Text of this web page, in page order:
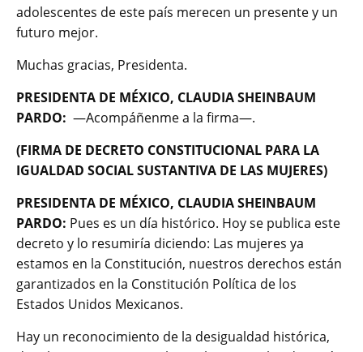
adolescentes de este país merecen un presente y un
futuro mejor.
Muchas gracias, Presidenta.
PRESIDENTA DE MÉXICO, CLAUDIA SHEINBAUM
PARDO: —Acompáñenme a la firma—.
(FIRMA DE DECRETO CONSTITUCIONAL PARA LA
IGUALDAD SOCIAL SUSTANTIVA DE LAS MUJERES)
PRESIDENTA DE MÉXICO, CLAUDIA SHEINBAUM
PARDO: Pues es un día histórico. Hoy se publica este
decreto y lo resumiría diciendo: Las mujeres ya
estamos en la Constitución, nuestros derechos están
garantizados en la Constitución Política de los
Estados Unidos Mexicanos.
Hay un reconocimiento de la desigualdad histórica,